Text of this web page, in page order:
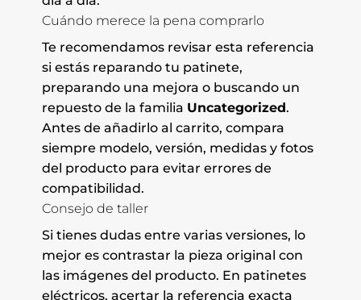
Cuándo merece la pena comprarlo
Te recomendamos revisar esta referencia
si estás reparando tu patinete,
preparando una mejora o buscando un
repuesto de la familia Uncategorized.
Antes de añadirlo al carrito, compara
siempre modelo, versión, medidas y fotos
del producto para evitar errores de
compatibilidad.
Consejo de taller
Si tienes dudas entre varias versiones, lo
mejor es contrastar la pieza original con
las imágenes del producto. En patinetes
eléctricos, acertar la referencia exacta